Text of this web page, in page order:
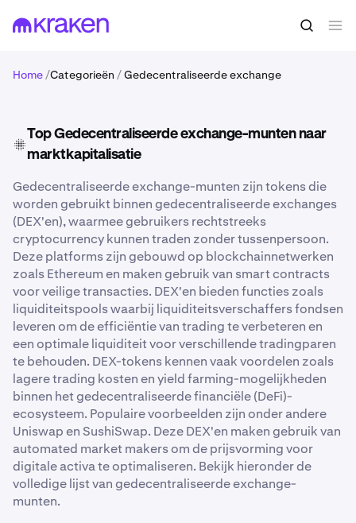
Home/Categorieën /Gedecentraliseerde exchange
Top Gedecentraliseerde exchange-munten naar
marktkapitalisatie
Gedecentraliseerde exchange-munten zijn tokens die
worden gebruikt binnen gedecentraliseerde exchanges
(DEX'en), waarmee gebruikers rechtstreeks
cryptocurrency kunnen traden zonder tussenpersoon.
Deze platforms zijn gebouwd op blockchainnetwerken
zoals Ethereum en maken gebruik van smart contracts
voor veilige transacties. DEX'en bieden functies zoals
liquiditeitspools waarbij liquiditeitsverschaffers fondsen
leveren om de efficiëntie van trading te verbeteren en
een optimale liquiditeit voor verschillende tradingparen
te behouden. DEX-tokens kennen vaak voordelen zoals
lagere trading kosten en yield farming-mogelijkheden
binnen het gedecentraliseerde financiële (DeFi)-
ecosysteem. Populaire voorbeelden zijn onder andere
Uniswap en SushiSwap. Deze DEX'en maken gebruik van
automated market makers om de prijsvorming voor
digitale activa te optimaliseren. Bekijk hieronder de
volledige lijst van gedecentraliseerde exchange-
munten.